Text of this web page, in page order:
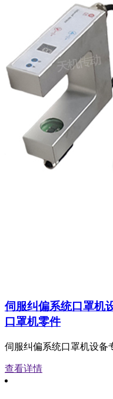
伺服纠偏系统口罩机
口罩机零件
伺服纠偏系统口罩机设备
查看详情